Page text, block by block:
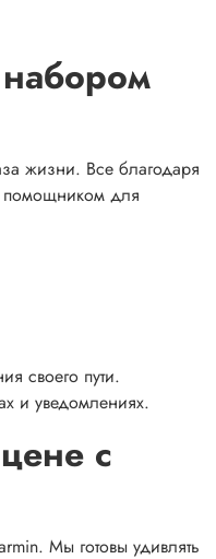
жизни. Все благодаря
помощником для
своего пути.
и уведомлениях.
с
Мы готовы удивлять